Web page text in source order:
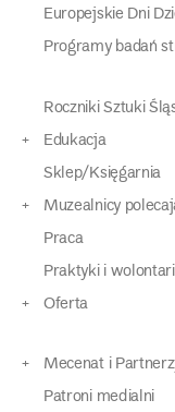
Europejskie Dni
Programy badań
Roczniki Sztuki
Edukacja
Sklep/Księgarnia
Muzealnicy
Praca
Praktyki i
Oferta
Mecenat i
Patroni medialni